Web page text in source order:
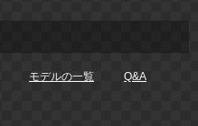
モデルの一覧 Q&A